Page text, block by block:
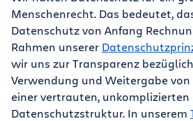
Menschenrecht. Das bedeutet,
Datenschutz von Anfang
Rahmen unserer
wir uns zur Transparenz
Verwendung und Weitergabe
einer vertrauten, unkomplizierten
Datenschutzstruktur. In unserem